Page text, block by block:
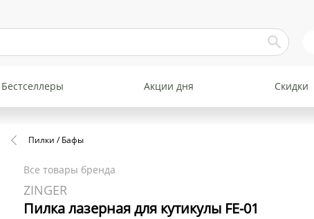
Бестселлеры Акции дня Скидки
Пилки / Бафы
Все товары бренда
ZINGER
Пилка лазерная для кутикулы FE-01